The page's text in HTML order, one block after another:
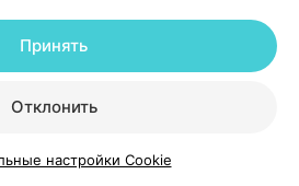
КорзинаИзбранноеПрофиль
в данной инструкции,
врачу или фармацевту.
месте!
Отклонить
Принять
настройки Cookie